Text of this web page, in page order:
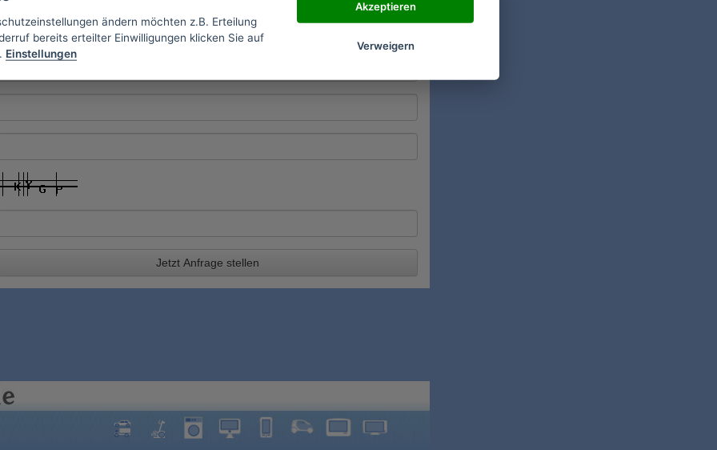
Jetzt Anfrage stellen
ändern möchten z.B. Erteilung
bereits erteilter Einwilligungen klicken Sie auf
Einstellungen
Akzeptieren
Verweigern